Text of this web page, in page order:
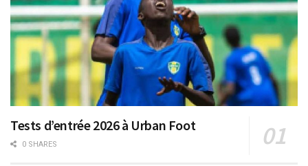
Tests d’entrée 2026 à Urban Foot
0 SHARES